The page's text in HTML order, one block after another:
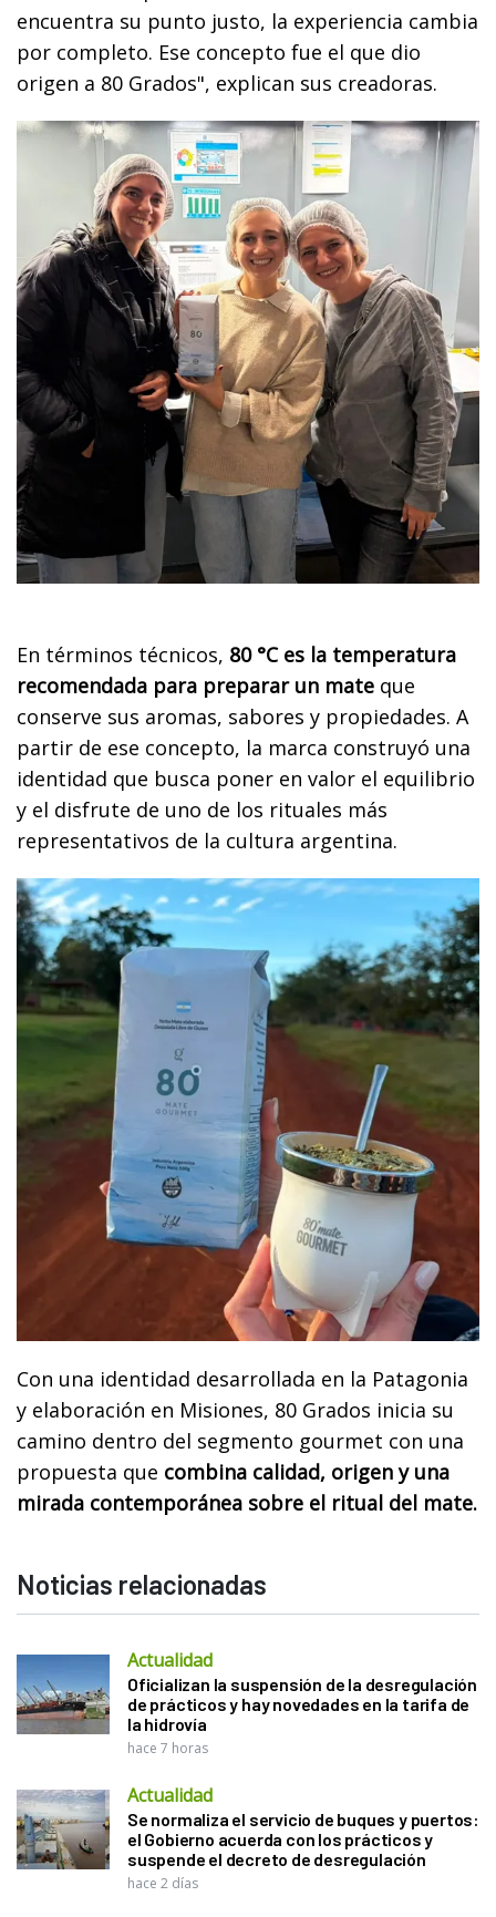
encuentra su punto justo, la experiencia cambia
por completo. Ese concepto fue el que dio
origen a 80 Grados", explican sus creadoras.
En términos técnicos, 80 °C es la temperatura
recomendada para preparar un mate que
conserve sus aromas, sabores y propiedades. A
partir de ese concepto, la marca construyó una
identidad que busca poner en valor el equilibrio
y el disfrute de uno de los rituales más
representativos de la cultura argentina.
Con una identidad desarrollada en la Patagonia
y elaboración en Misiones, 80 Grados inicia su
camino dentro del segmento gourmet con una
propuesta que combina calidad, origen y una
mirada contemporánea sobre el ritual del mate.
Noticias relacionadas
Actualidad
Oficializan la suspensión de la desregulación
de prácticos y hay novedades en la tarifa de
la hidrovía
hace 7 horas
Actualidad
Se normaliza el servicio de buques y puertos:
el Gobierno acuerda con los prácticos y
suspende el decreto de desregulación
hace 2 días